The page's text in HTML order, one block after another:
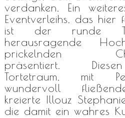
verdanken. Ein
Eventverleihs, das hier
ist der runde
herausragende
prickelnden
präsentiert.
Tortetraum, mit
wundervoll
kreierte Illouz
die damit ein wahres